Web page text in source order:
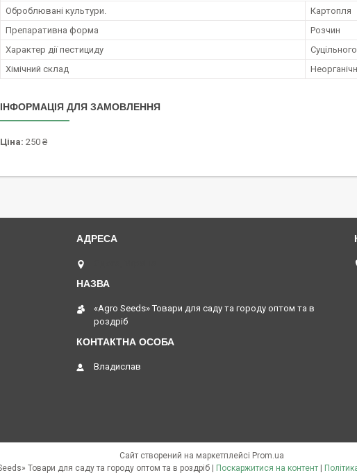
Оброблювані культури.
Картопля
Препаративна форма
Розчин
Характер дії пестициду
Суцільного
Хімічний склад
ІНФОРМАЦІЯ ДЛЯ ЗАМОВЛЕННЯ
Ціна: 250 ₴
«Agro Seeds» Товари для саду та городу оптом та в
роздріб
Владислав
Сайт створений на маркетплейсі Prom.ua
Поскаржитися на контент